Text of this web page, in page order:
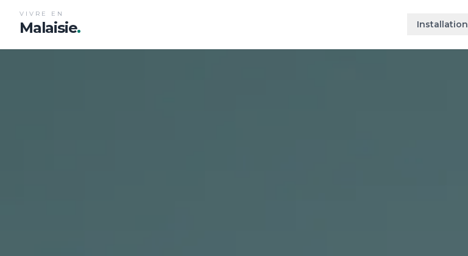
VIVRE EN
Malaisie. Installation